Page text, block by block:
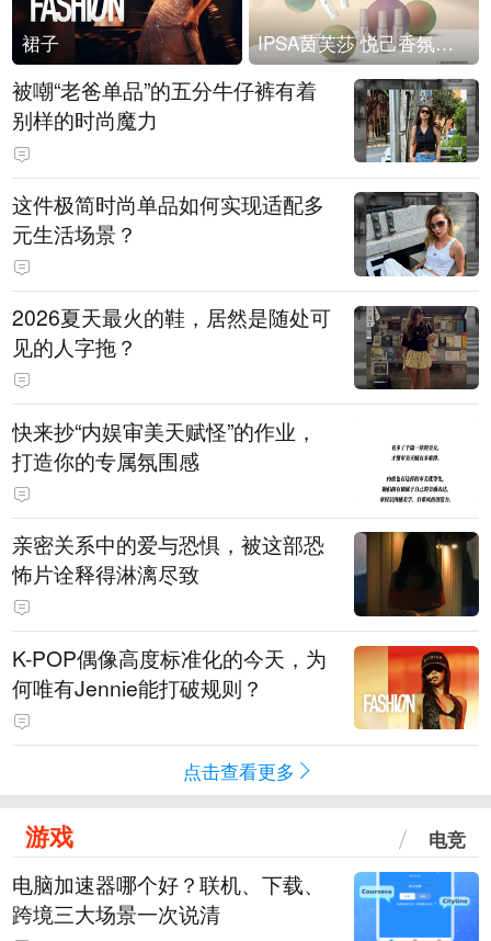
裙子 IPSA茵芙莎 悦己香氛凝露上市
被嘲“老爸单品”的五分牛仔裤有着
别样的时尚魔力
这件极简时尚单品如何实现适配多
元生活场景？
2026夏天最火的鞋，居然是随处可
见的人字拖？
快来抄“内娱审美天赋怪”的作业，
打造你的专属氛围感
亲密关系中的爱与恐惧，被这部恐
怖片诠释得淋漓尽致
K-POP偶像高度标准化的今天，为
何唯有Jennie能打破规则？
点击查看更多
游戏 电竞
电脑加速器哪个好？联机、下载、
跨境三大场景一次说清